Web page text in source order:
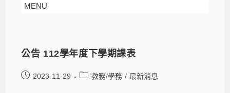
MENU
公告 112學年度下學期課表
2023-11-29 教務/學務 / 最新消息